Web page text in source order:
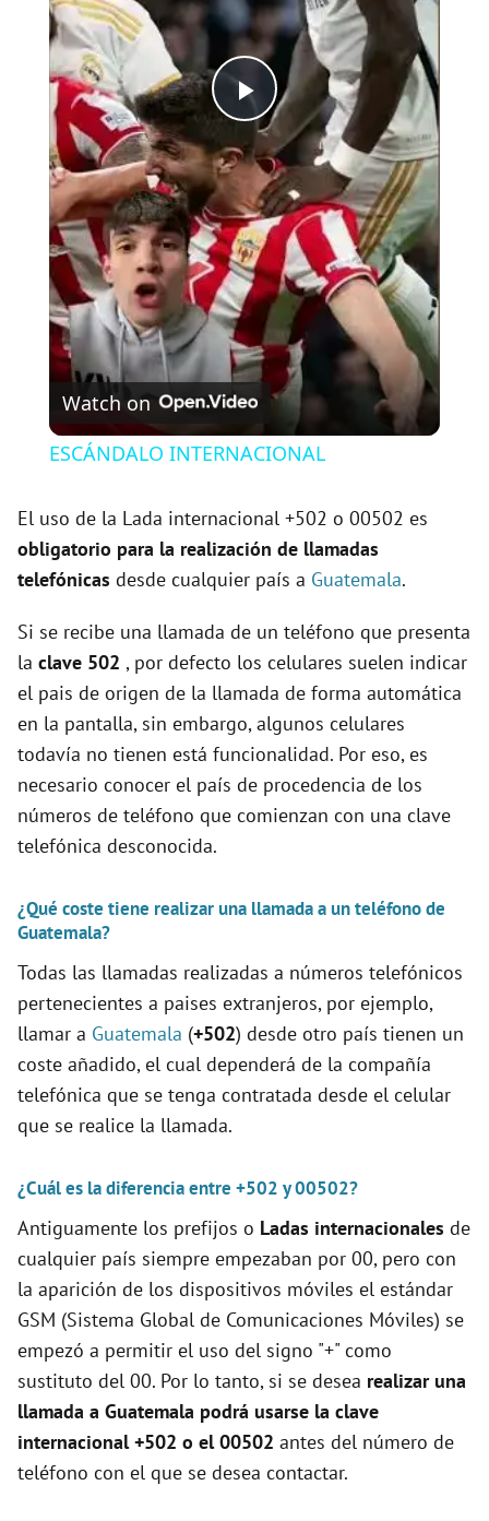
P
a
y
V
i
d
e
o
Watch on
ESCÁNDALO INTERNACIONAL
El uso de la Lada internacional +502 o 00502 es
obligatorio para la realización de llamadas
telefónicas desde cualquier país a Guatemala.
Si se recibe una llamada de un teléfono que presenta
la clave 502 , por defecto los celulares suelen indicar
el pais de origen de la llamada de forma automática
en la pantalla, sin embargo, algunos celulares
todavía no tienen está funcionalidad. Por eso, es
necesario conocer el país de procedencia de los
números de teléfono que comienzan con una clave
telefónica desconocida.
¿Qué coste tiene realizar una llamada a un teléfono de
Guatemala?
Todas las llamadas realizadas a números telefónicos
pertenecientes a paises extranjeros, por ejemplo,
llamar a Guatemala (+502) desde otro país tienen un
coste añadido, el cual dependerá de la compañía
telefónica que se tenga contratada desde el celular
que se realice la llamada.
¿Cuál es la diferencia entre +502 y 00502?
Antiguamente los prefijos o Ladas internacionales de
cualquier país siempre empezaban por 00, pero con
la aparición de los dispositivos móviles el estándar
GSM (Sistema Global de Comunicaciones Móviles) se
empezó a permitir el uso del signo "+" como
sustituto del 00. Por lo tanto, si se desea realizar una
llamada a Guatemala podrá usarse la clave
internacional +502 o el 00502 antes del número de
teléfono con el que se desea contactar.